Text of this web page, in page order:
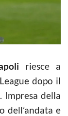
riesce a
dopo il
. Impresa della
dell’andata e